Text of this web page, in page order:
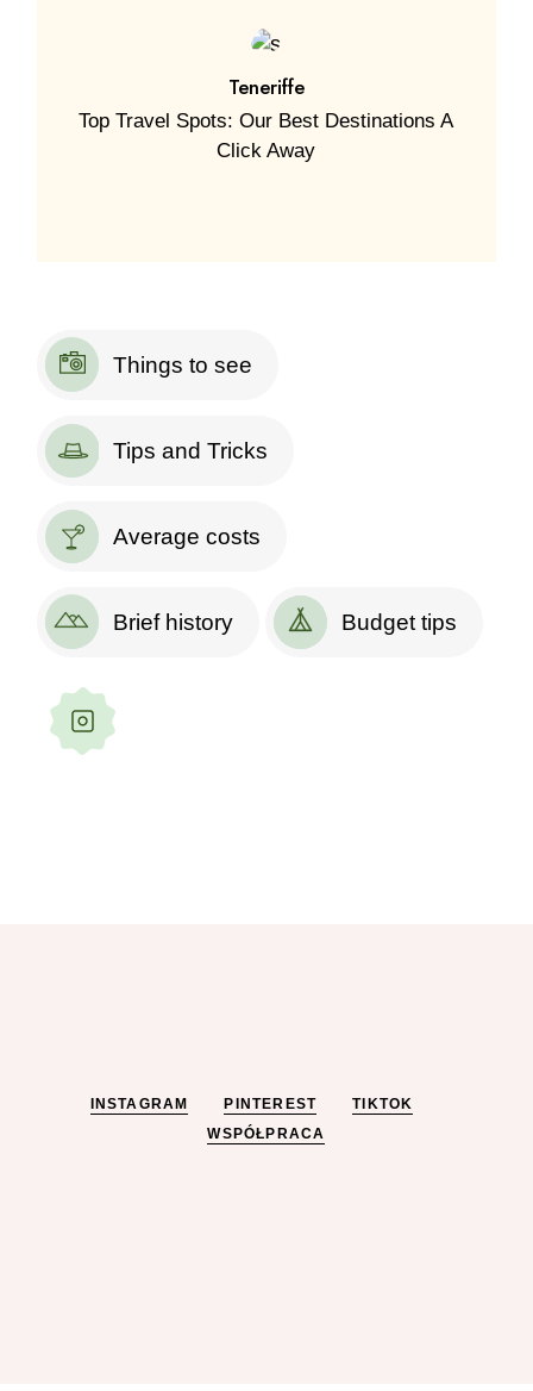
Teneriffe
Top Travel Spots: Our Best Destinations A
Click Away
Things to see
Tips and Tricks
Average costs
Brief history Budget tips
INSTAGRAM PINTEREST
TIKTOK
WSPÓŁPRACA